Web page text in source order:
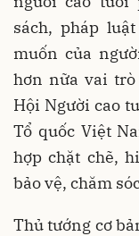
sách, pháp
muốn của
hơn nữa vai
Hội Người cao
Tổ quốc Việt
hợp chặt chẽ,
bảo vệ, chăm
Thủ tướng cơ